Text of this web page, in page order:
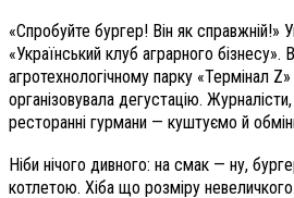
«Спробуйте бургер! Він як справжній!»
«Український клуб аграрного бізнесу».
агротехнологічному парку «Термінал
організовувала дегустацію.
ресторанні гурмани — куштуємо й
Ніби нічого дивного: на смак — ну,
котлетою. Хіба що розміру